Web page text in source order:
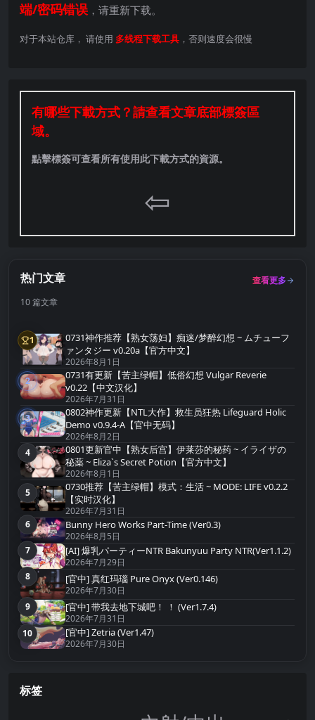
端/密码错误 ，请重新下载。
对于本站仓库， 请使用 多线程下载工具 ，否则速度会很慢
有哪些下載方式？請查看文章底部標簽區
域。
點擊標簽可查看所有使用此下載方式的資源。
⇦
热门文章
查看更多
10 篇文章
第1名
1
0731神作推荐【熟女荡妇】痴迷/梦醉幻想 ~ ムチューフ
ァンタジー v0.20a【官方中文】
2026年8月1日
第2名
2
0731有更新【苦主绿帽】低俗幻想 Vulgar Reverie
v0.22【中文汉化】
2026年7月31日
第3名
3
0802神作更新【NTL大作】救生员狂热 Lifeguard Holic
Demo v0.9.4-A【官中无码】
2026年8月2日
第4名
4
0801更新官中【熟女后宫】伊莱莎的秘药 ~ イライザの
秘薬 ~ Eliza`s Secret Potion【官方中文】
2026年8月1日
第5名
5
0730推荐【苦主绿帽】模式：生活 ~ MODE: LIFE v0.2.2
【实时汉化】
2026年7月31日
第6名
6 Bunny Hero Works Part-Time (Ver0.3)
2026年8月5日
第7名
7 [AI] 爆乳パーティーNTR Bakunyuu Party NTR(Ver1.1.2)
2026年7月29日
第8名
8 [官中] 真红玛瑙 Pure Onyx (Ver0.146)
2026年7月30日
第9名
9 [官中] 带我去地下城吧！ ！ (Ver1.7.4)
2026年7月31日
第10名
10 [官中] Zetria (Ver1.47)
2026年7月30日
标签